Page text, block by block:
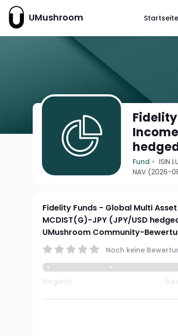
UMushroom Startseite
Fund ISIN
NAV (2026-
Fidelity Funds - Global Multi
MCDIST(G)-JPY (JPY/USD
UMushroom Community-
Noch keine